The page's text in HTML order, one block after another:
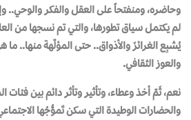
وحاضره، ومنفتحاً على العقل والفكر والوحي..
لم يكتمل سياق تطورها، والتي تم نسجها من
يُشبِع الغرائزَ والأذواق.. حتى المؤلّهة منها..
والعوز الثقافي.
نعم، ثَمّ أخذ وعطاء، وتأثير وتأثر دائم بين فئات
والحضارات الوطيدة التي سكن تَموُّجُها